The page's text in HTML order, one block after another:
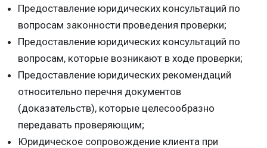
Предоставление юридических консультаций по
вопросам законности проведения проверки;
Предоставление юридических консультаций по
вопросам, которые возникают в ходе проверки;
Предоставление юридических рекомендаций
относительно перечня документов
(доказательств), которые целесообразно
передавать проверяющим;
Юридическое сопровождение клиента при